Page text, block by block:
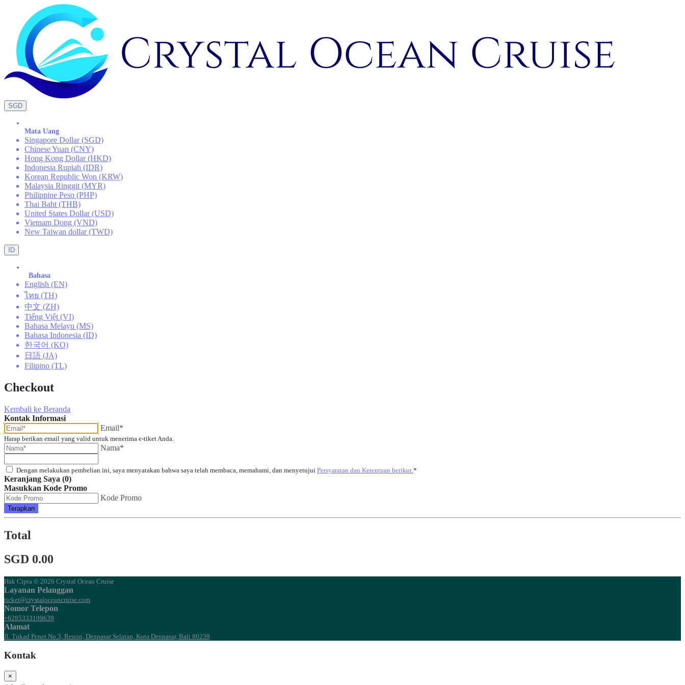
SGD
Mata Uang
Singapore Dollar (SGD)
Chinese Yuan (CNY)
Hong Kong Dollar (HKD)
Indonesia Rupiah (IDR)
Korean Republic Won (KRW)
Malaysia Ringgit (MYR)
Philippine Peso (PHP)
Thai Baht (THB)
United States Dollar (USD)
Vietnam Dong (VND)
New Taiwan dollar (TWD)
ID
Bahasa
English (EN)
ไทย (TH)
中文 (ZH)
Tiếng Việt (VI)
Bahasa Melayu (MS)
Bahasa Indonesia (ID)
한국어 (KO)
日語 (JA)
Filipino (TL)
Checkout
Kembali ke Beranda
Kontak Informasi
Email*
Harap berikan email yang valid untuk menerima e-tiket Anda.
Nama*
Dengan melakukan pembelian ini, saya menyatakan bahwa saya telah membaca, memahami, dan menyetujui Persyaratan dan Ketentuan berikut. *
Keranjang Saya (0)
Masukkan Kode Promo
Kode Promo
Terapkan
Total
SGD 0.00
Hak Cipta © 2026 Crystal Ocean Cruise
Layanan Pelanggan
ticket@crystaloceancruise.com
Nomor Telepon
+6285333199639
Alamat
Jl. Tukad Penet No.3, Renon, Denpasar Selatan, Kota Denpasar, Bali 80239
Kontak
×